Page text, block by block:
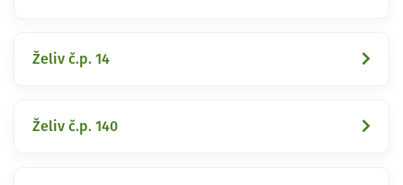
Želiv č.p. 14
Želiv č.p. 140